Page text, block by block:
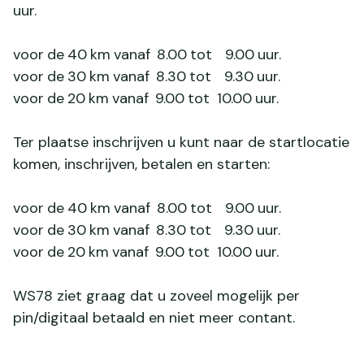
uur.
voor de 40 km vanaf 8.00 tot 9.00 uur.
voor de 30 km vanaf 8.30 tot 9.30 uur.
voor de 20 km vanaf 9.00 tot 10.00 uur.
Ter plaatse inschrijven u kunt naar de start­locatie
komen, inschrijven, betalen en starten:
voor de 40 km vanaf 8.00 tot 9.00 uur.
voor de 30 km vanaf 8.30 tot 9.30 uur.
voor de 20 km vanaf 9.00 tot 10.00 uur.
WS78 ziet graag dat u zoveel mogelijk per
pin/digitaal betaald en niet meer contant.